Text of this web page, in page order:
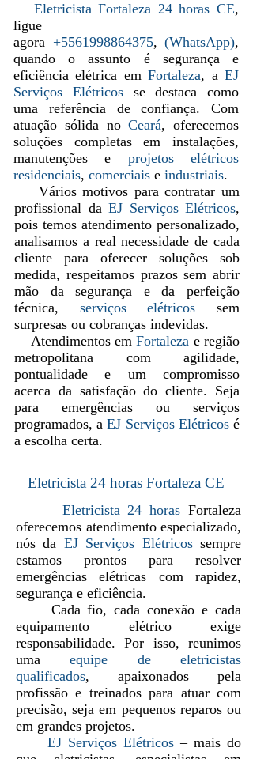
Eletricista Fortaleza 24 horas CE,
ligue
agora +5561998864375, (WhatsApp),
quando o assunto é segurança e
eficiência elétrica emFortaleza, aEJ
Serviços Elétricos
se destaca como
uma referência de confiança. Com
atuação sólida noCeará, oferecemos
soluções completas em instalações,
manutenções e projetos elétricos
residenciais, comerciais e industriais.
Vários motivos para contratar um
profissional da EJ Serviços Elétricos,
pois temos atendimento personalizado,
analisamos a real necessidade de cada
cliente para oferecer soluções sob
medida, respeitamos prazos sem abrir
mão da segurança e da perfeição
técnica, serviços elétricos sem
surpresas ou cobranças indevidas.
Atendimentos emFortaleza e região
metropolitana com agilidade,
pontualidade e um compromisso
acerca da satisfação do cliente. Seja
para emergências ou serviços
programados, aEJ Serviços Elétricosé
a escolha certa.
Eletricista 24 horas Fortaleza CE
Eletricista 24 horas Fortaleza
oferecemos atendimento especializado,
nós da EJ Serviços Elétricossempre
estamos prontos para resolver
emergências elétricas com rapidez,
segurança e eficiência.
Cada fio, cada conexão e cada
equipamento elétrico exige
responsabilidade. Por isso, reunimos
umaequipe de eletricistas
qualificados, apaixonados pela
profissão e treinados para atuar com
precisão, seja em pequenos reparos ou
em grandes projetos.
EJ Serviços Elétricos – mais do